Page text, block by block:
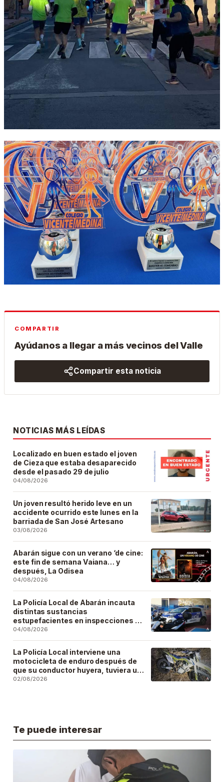
COMPARTIR
Ayúdanos a llegar a más vecinos del Valle
Compartir esta noticia
NOTICIAS MÁS LEÍDAS
Localizado en buen estado el joven
de Cieza que estaba desaparecido
desde el pasado 29 de julio
04/08/2026
Un joven resultó herido leve en un
accidente ocurrido este lunes en la
barriada de San José Artesano
03/08/2026
Abarán sigue con un verano ‘de cine:
este fin de semana Vaiana… y
después, La Odisea
04/08/2026
La Policía Local de Abarán incauta
distintas sustancias
estupefacientes en inspecciones a
locales públicos del municipio
04/08/2026
La Policía Local interviene una
motocicleta de enduro después de
que su conductor huyera, tuviera un
accidente y la abandonara
02/08/2026
Te puede interesar